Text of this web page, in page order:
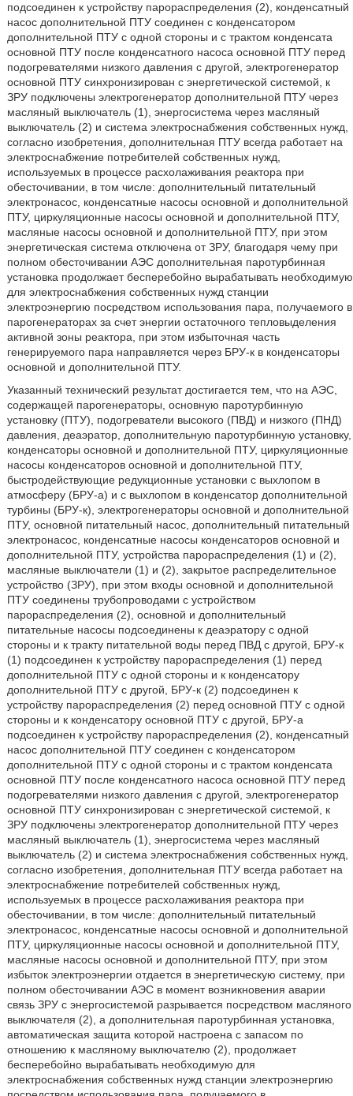
подсоединен к устройству парораспределения (2), конденсатный
насос дополнительной ПТУ соединен с конденсатором
дополнительной ПТУ с одной стороны и с трактом конденсата
основной ПТУ после конденсатного насоса основной ПТУ перед
подогревателями низкого давления с другой, электрогенератор
основной ПТУ синхронизирован с энергетической системой, к
ЗРУ подключены электрогенератор дополнительной ПТУ через
масляный выключатель (1), энергосистема через масляный
выключатель (2) и система электроснабжения собственных нужд,
согласно изобретения, дополнительная ПТУ всегда работает на
электроснабжение потребителей собственных нужд,
используемых в процессе расхолаживания реактора при
обесточивании, в том числе: дополнительный питательный
электронасос, конденсатные насосы основной и дополнительной
ПТУ, циркуляционные насосы основной и дополнительной ПТУ,
масляные насосы основной и дополнительной ПТУ, при этом
энергетическая система отключена от ЗРУ, благодаря чему при
полном обесточивании АЭС дополнительная паротурбинная
установка продолжает бесперебойно вырабатывать необходимую
для электроснабжения собственных нужд станции
электроэнергию посредством использования пара, получаемого в
парогенераторах за счет энергии остаточного тепловыделения
активной зоны реактора, при этом избыточная часть
генерируемого пара направляется через БРУ-к в конденсаторы
основной и дополнительной ПТУ.
Указанный технический результат достигается тем, что на АЭС,
содержащей парогенераторы, основную паротурбинную
установку (ПТУ), подогреватели высокого (ПВД) и низкого (ПНД)
давления, деаэратор, дополнительную паротурбинную установку,
конденсаторы основной и дополнительной ПТУ, циркуляционные
насосы конденсаторов основной и дополнительной ПТУ,
быстродействующие редукционные установки с выхлопом в
атмосферу (БРУ-а) и с выхлопом в конденсатор дополнительной
турбины (БРУ-к), электрогенераторы основной и дополнительной
ПТУ, основной питательный насос, дополнительный питательный
электронасос, конденсатные насосы конденсаторов основной и
дополнительной ПТУ, устройства парораспределения (1) и (2),
масляные выключатели (1) и (2), закрытое распределительное
устройство (ЗРУ), при этом входы основной и дополнительной
ПТУ соединены трубопроводами с устройством
парораспределения (2), основной и дополнительный
питательные насосы подсоединены к деаэратору с одной
стороны и к тракту питательной воды перед ПВД с другой, БРУ-к
(1) подсоединен к устройству парораспределения (1) перед
дополнительной ПТУ с одной стороны и к конденсатору
дополнительной ПТУ с другой, БРУ-к (2) подсоединен к
устройству парораспределения (2) перед основной ПТУ с одной
стороны и к конденсатору основной ПТУ с другой, БРУ-а
подсоединен к устройству парораспределения (2), конденсатный
насос дополнительной ПТУ соединен с конденсатором
дополнительной ПТУ с одной стороны и с трактом конденсата
основной ПТУ после конденсатного насоса основной ПТУ перед
подогревателями низкого давления с другой, электрогенератор
основной ПТУ синхронизирован с энергетической системой, к
ЗРУ подключены электрогенератор дополнительной ПТУ через
масляный выключатель (1), энергосистема через масляный
выключатель (2) и система электроснабжения собственных нужд,
согласно изобретения, дополнительная ПТУ всегда работает на
электроснабжение потребителей собственных нужд,
используемых в процессе расхолаживания реактора при
обесточивании, в том числе: дополнительный питательный
электронасос, конденсатные насосы основной и дополнительной
ПТУ, циркуляционные насосы основной и дополнительной ПТУ,
масляные насосы основной и дополнительной ПТУ, при этом
избыток электроэнергии отдается в энергетическую систему, при
полном обесточивании АЭС в момент возникновения аварии
связь ЗРУ с энергосистемой разрывается посредством масляного
выключателя (2), а дополнительная паротурбинная установка,
автоматическая защита которой настроена с запасом по
отношению к масляному выключателю (2), продолжает
бесперебойно вырабатывать необходимую для
электроснабжения собственных нужд станции электроэнергию